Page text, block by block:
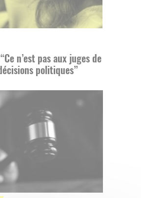
n’est pas aux juges de
politiques”